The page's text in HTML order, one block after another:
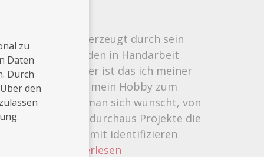
und überzeugt durch sein
Produkte werden in Handarbeit
Die Idee dahinter ist das ich meiner
und mache mein Hobby zum
alles was man sich wünscht, von
Es gibt durchaus Projekte die
ob ich mich damit identifizieren
...Weiterlesen
zu
Daten
Durch
den